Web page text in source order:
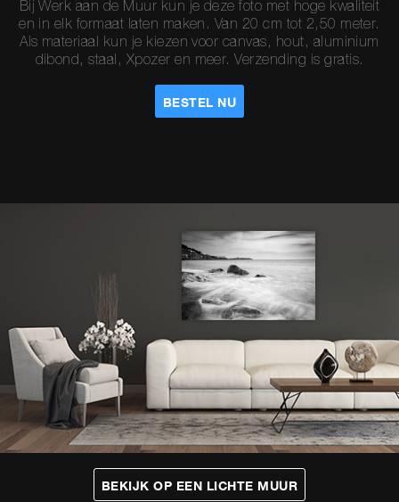
Bij Werk aan de Muur kun je deze foto met hoge kwaliteit
en in elk formaat laten maken. Van 20 cm tot 2,50 meter.
Als materiaal kun je kiezen voor canvas, hout, aluminium
dibond, staal, Xpozer en meer. Verzending is gratis.
BESTEL NU
BEKIJK OP EEN LICHTE MUUR